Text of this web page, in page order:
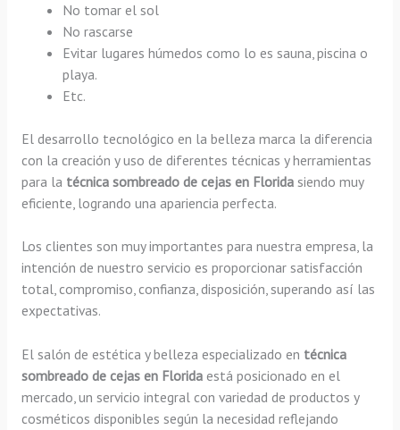
No tomar el sol
No rascarse
Evitar lugares húmedos como lo es sauna, piscina o
playa.
Etc.
El desarrollo tecnológico en la belleza marca la diferencia
con la creación y uso de diferentes técnicas y herramientas
para la técnica sombreado de cejas en Floridasiendo muy
eficiente, logrando una apariencia perfecta.
Los clientes son muy importantes para nuestra empresa, la
intención de nuestro servicio es proporcionar satisfacción
total, compromiso, confianza, disposición, superando así las
expectativas.
El salón de estética y belleza especializado en técnica
sombreado de cejas en Floridaestá posicionado en el
mercado, un servicio integral con variedad de productos y
cosméticos disponibles según la necesidad reflejando